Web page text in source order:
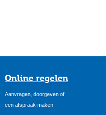
Online regelen
Aanvragen, doorgeven of
een afspraak maken